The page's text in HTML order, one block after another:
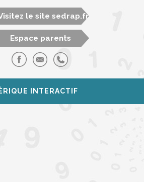
le site sedrap.fr
Espace parents
INTERACTIF